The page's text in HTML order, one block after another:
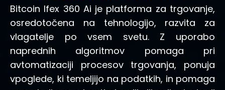
Bitcoin Ifex 360 Ai je platforma za trgovanje,
osredotočena na tehnologijo, razvita za
vlagatelje po vsem svetu. Z uporabo
naprednih algoritmov pomaga pri
avtomatizaciji procesov trgovanja, ponuja
vpoglede, ki temeljijo na podatkih, in pomaga